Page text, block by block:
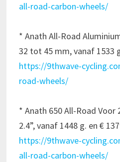
all-road-carbon-wheels/
* Anath All-Road
32 tot 45 mm, vanaf 1533
https://9thwave-
road-wheels/
* Anath 650 All-Road Voor
2.4”, vanaf 1448 g. en €
https://9thwave-
all-road-carbon-wheels/